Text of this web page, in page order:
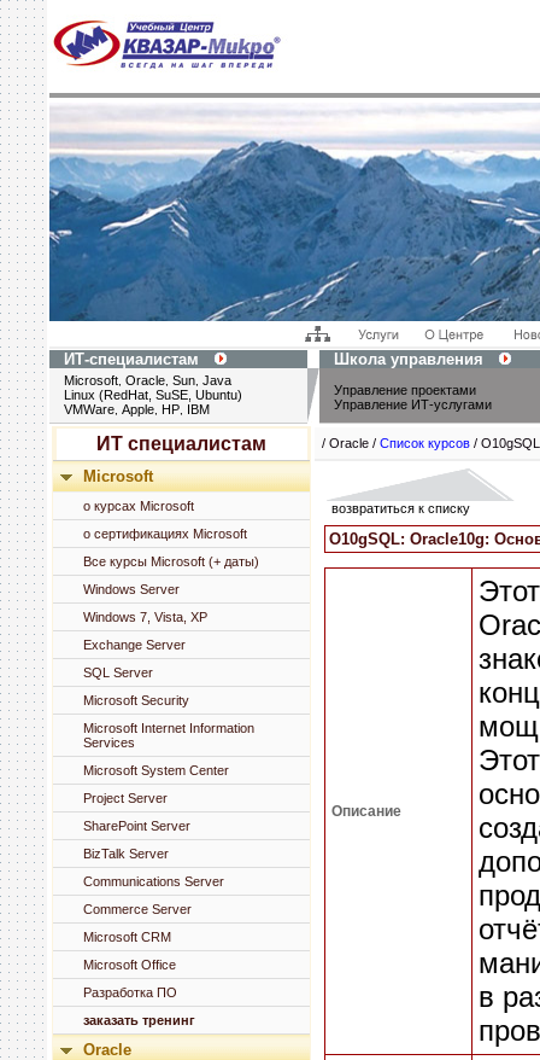
ИТ-специалистам Школа управления
Microsoft Oracle Sun Java
Linux (RedHat, SuSE, Ubuntu)
VMWare Apple HP IBM
Управление проектами
Управление ИТ-услугами
ИТ специалистам
Microsoft
о курсах Microsoft
о сертификациях Microsoft
Все курсы Microsoft (+ даты)
Windows Server
Windows 7, Vista, XP
Exchange Server
SQL Server
Microsoft Security
Microsoft Internet Information
Services
Microsoft System Center
Project Server
SharePoint Server
BizTalk Server
Communications Server
Commerce Server
Microsoft CRM
Microsoft Office
Разработка ПО
заказать тренинг
Oracle
/ Oracle / Список курсов / O10gSQL
возвратиться к списку
O10gSQL: Oracle10g:
Описание
в